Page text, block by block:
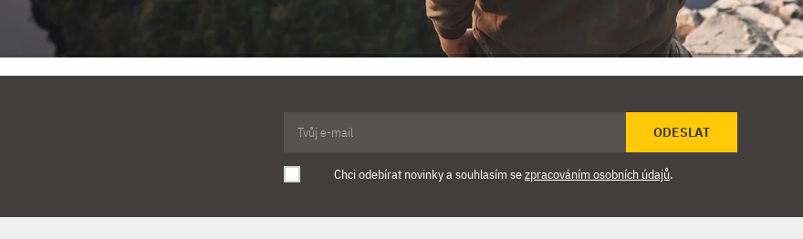
ODESLAT
Chci odebírat novinky a souhlasím sezpracováním osobních údajů.